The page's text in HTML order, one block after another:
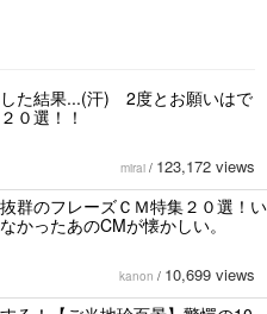
た結果...(汗) 2度とお願いはで
０選！！
mirai / 123,172 views
群のフレーズＣＭ特集２０選！い
かったあのCMが懐かしい。
kanon / 10,699 views